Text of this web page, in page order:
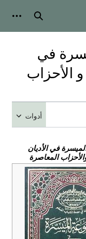
بحث
في
الأحزاب
أدوات
في الأديان
المعاصرة